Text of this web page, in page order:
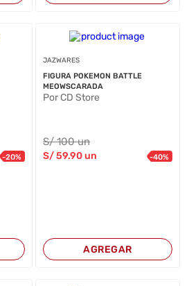
-20%
JAZWARES
FIGURA POKEMON BATTLE
MEOWSCARADA
Por CD Store
S/100 un
S/59.90un -40%
AGREGAR